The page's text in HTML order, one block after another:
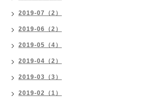
2019-07（2）
2019-06（2）
2019-05（4）
2019-04（2）
2019-03（3）
2019-02（1）